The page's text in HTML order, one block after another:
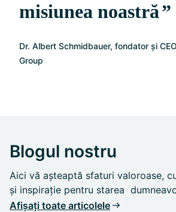
misiunea noastră
Dr. Albert Schmidbauer, fondator și
Group
Blogul nostru
Aici vă așteaptă sfaturi valoroase,
și inspirație pentru starea
Afișați toate articolele